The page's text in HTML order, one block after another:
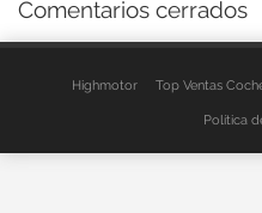
Comentarios cerrados
Highmotor Top Ventas
Política